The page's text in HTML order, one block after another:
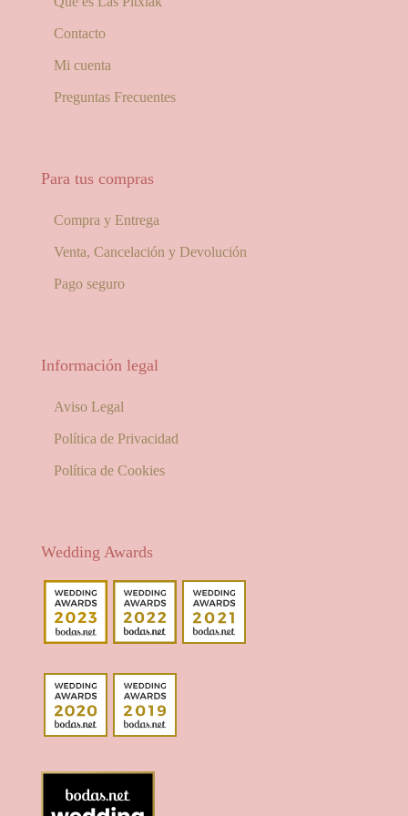
Contacto
Mi cuenta
Preguntas Frecuentes
Para tus compras
Compra y Entrega
Venta, Cancelación y Devolución
Pago seguro
Información legal
Aviso Legal
Política de Privacidad
Política de Cookies
Wedding Awards